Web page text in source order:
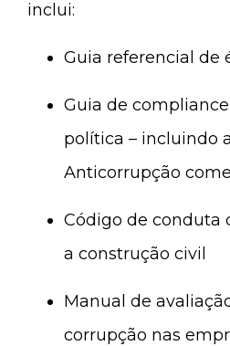
inclui:
Guia referencial de
Guia de
política – incluindo
Anticorrupção
Código de conduta
a construção civil
Manual de
corrupção nas